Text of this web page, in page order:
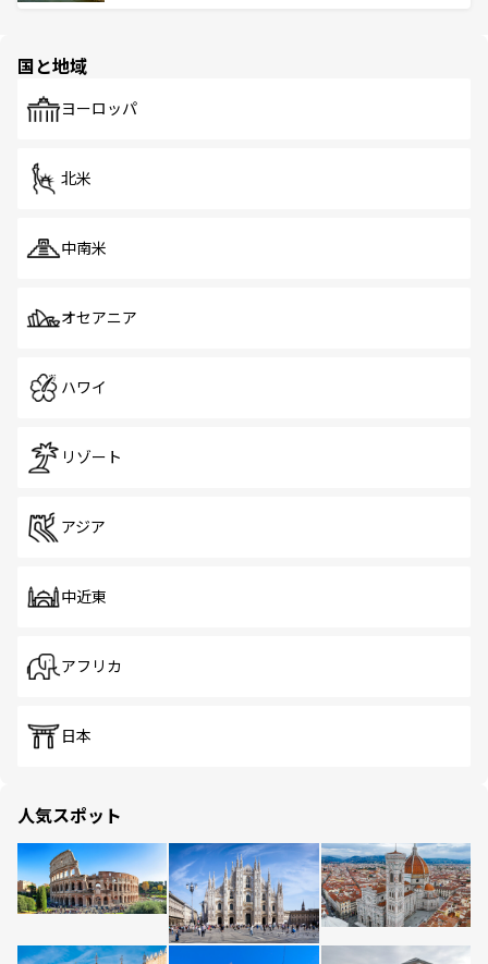
で、ホーカーズは地元の風情を楽しめる外せないスポット
国と地域
ヨーロッパ
北米
中南米
オセアニア
ハワイ
リゾート
アジア
中近東
アフリカ
日本
人気スポット